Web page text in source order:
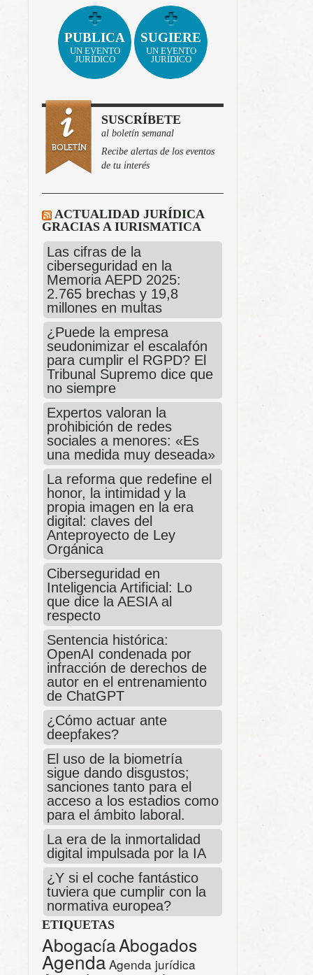
PUBLICA
UN EVENTO
JURÍDICO
SUGIERE
UN EVENTO
JURÍDICO
SUSCRÍBETE
al boletín semanal
Recibe alertas de los eventos
de tu interés
ACTUALIDAD JURÍDICA
GRACIAS A IURISMATICA
Las cifras de la
ciberseguridad en la
Memoria AEPD 2025:
2.765 brechas y 19,8
millones en multas
¿Puede la empresa
seudonimizar el escalafón
para cumplir el RGPD? El
Tribunal Supremo dice que
no siempre
Expertos valoran la
prohibición de redes
sociales a menores: «Es
una medida muy deseada»
La reforma que redefine el
honor, la intimidad y la
propia imagen en la era
digital: claves del
Anteproyecto de Ley
Orgánica
Ciberseguridad en
Inteligencia Artificial: Lo
que dice la AESIA al
respecto
Sentencia histórica:
OpenAI condenada por
infracción de derechos de
autor en el entrenamiento
de ChatGPT
¿Cómo actuar ante
deepfakes?
El uso de la biometría
sigue dando disgustos;
sanciones tanto para el
acceso a los estadios como
para el ámbito laboral.
La era de la inmortalidad
digital impulsada por la IA
¿Y si el coche fantástico
tuviera que cumplir con la
normativa europea?
ETIQUETAS
AbogacíaAbogados
Agenda Agenda jurídica